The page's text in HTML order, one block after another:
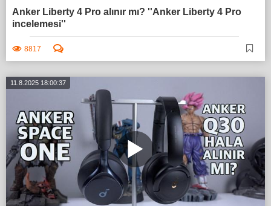
Anker Liberty 4 Pro alınır mı? ''Anker Liberty 4 Pro
incelemesi''
8817
11.8.2025 18:00:37